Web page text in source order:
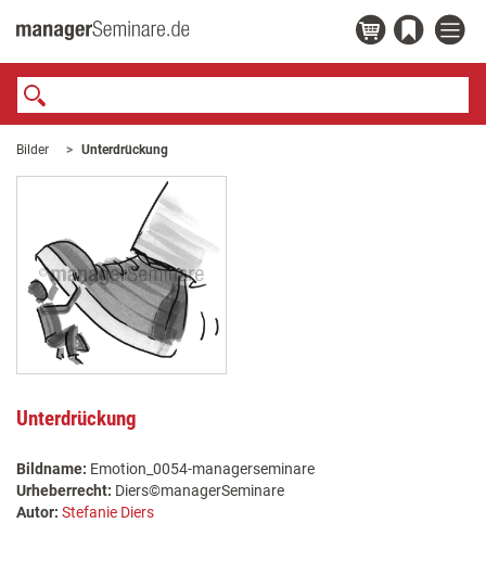
Bilder Unterdrückung
Unterdrückung
Bildname: Emotion_0054-managerseminare
Urheberrecht: Diers©managerSeminare
Autor: Stefanie Diers